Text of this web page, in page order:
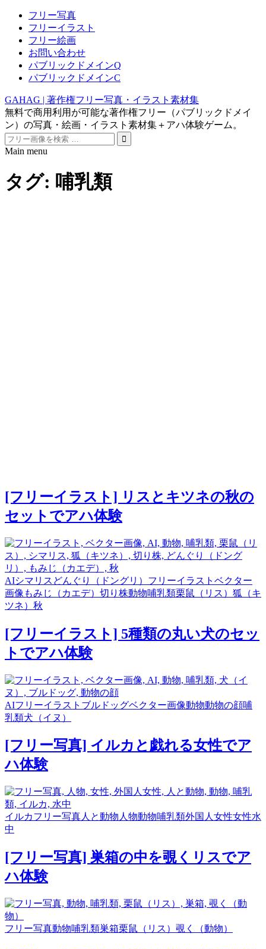
フリー写真
フリーイラスト
フリー絵画
お問い合わせ
パブリックドメインQ
パブリックドメインC
GAHAG | 著作権フリー写真・イラスト素材集
無料で商用利用が可能な著作権フリー（パブリックドメイ
ン）の写真・絵画・イラスト素材集＋アハ体験ゲーム。
Search
for:
Main menu
content
タグ: 哺乳類
[フリーイラスト] リスとキツネの秋の
セットでアハ体験
AIシマリス どんぐり（ドングリ） フリーイラスト ベクター
画像 もみじ（カエデ） 切り株動物哺乳類栗鼠（リス） 狐（キ
ツネ） 秋
[フリーイラスト] 5種類の丸い犬のセッ
トでアハ体験
AIフリーイラスト ブルドッグベクター画像動物動物の顔哺
乳類犬（イヌ）
[フリー写真] イルカと戯れる女性でア
ハ体験
イルカフリー写真人と動物 人物動物哺乳類外国人女性女性水
中
[フリー写真] 巣箱の中を覗くリスでア
ハ体験
フリー写真動物哺乳類巣箱栗鼠（リス） 覗く（動物）